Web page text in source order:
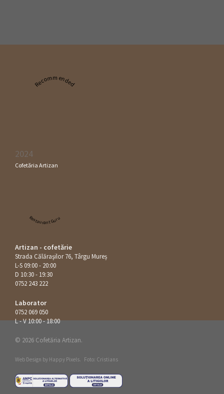
Recommended
2024
Cofetăria Artizan
Restaurant Guru
Artizan - cofetărie
Strada Călăraşilor 76, Târgu Mureș
L-S 09:00 - 20:00
D 10:30 - 19:30
0752 243 222
Laborator
0752 069 050
L - V 10:00 - 18:00
© 2026 Cofetăria Artizan.
Web Design by Happy Pixels. Foto: Cristians